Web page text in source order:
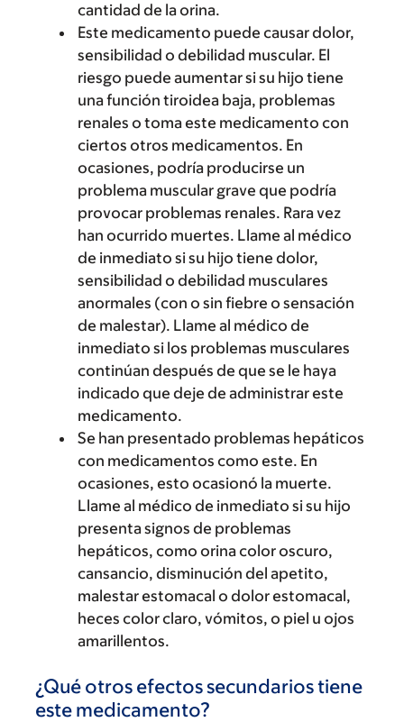
cantidad de la orina.
Este medicamento puede causar dolor,
sensibilidad o debilidad muscular. El
riesgo puede aumentar si su hijo tiene
una función tiroidea baja, problemas
renales o toma este medicamento con
ciertos otros medicamentos. En
ocasiones, podría producirse un
problema muscular grave que podría
provocar problemas renales. Rara vez
han ocurrido muertes. Llame al médico
de inmediato si su hijo tiene dolor,
sensibilidad o debilidad musculares
anormales (con o sin fiebre o sensación
de malestar). Llame al médico de
inmediato si los problemas musculares
continúan después de que se le haya
indicado que deje de administrar este
medicamento.
Se han presentado problemas hepáticos
con medicamentos como este. En
ocasiones, esto ocasionó la muerte.
Llame al médico de inmediato si su hijo
presenta signos de problemas
hepáticos, como orina color oscuro,
cansancio, disminución del apetito,
malestar estomacal o dolor estomacal,
heces color claro, vómitos, o piel u ojos
amarillentos.
¿Qué otros efectos secundarios tiene
este medicamento?